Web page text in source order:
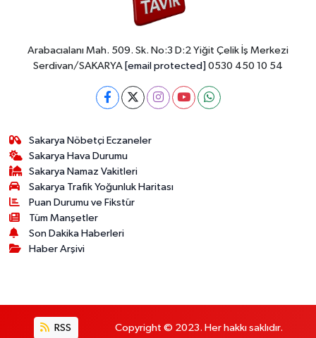
Arabacıalanı Mah. 509. Sk. No:3 D:2 Yiğit Çelik İş Merkezi
Serdivan/SAKARYA [email protected] 0530 450 10 54
Sakarya Nöbetçi Eczaneler
Sakarya Hava Durumu
Sakarya Namaz Vakitleri
Sakarya Trafik Yoğunluk Haritası
Puan Durumu ve Fikstür
Tüm Manşetler
Son Dakika Haberleri
Haber Arşivi
RSS Copyright © 2023. Her hakkı saklıdır.